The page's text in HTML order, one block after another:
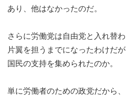
あり、他はなかったのだ。
さらに労働党は自由党と入れ替
片翼を担うまでになったわけだ
国民の支持を集められたのか。
単に労働者のための政党だから